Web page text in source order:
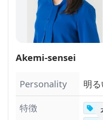
Akemi-sensei
Personality
明
特徴